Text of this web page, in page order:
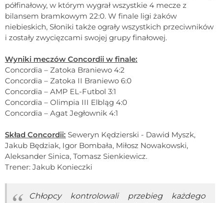
półfinałowy, w którym wygrał wszystkie 4 mecze z
bilansem bramkowym 22:0. W finale ligi żaków
niebieskich, Słoniki także ograły wszystkich przeciwników
i zostały zwycięzcami swojej grupy finałowej.
Wyniki meczów Concordii w finale:
Concordia – Zatoka Braniewo 4:2
Concordia – Zatoka II Braniewo 6:0
Concordia – AMP EL-Futbol 3:1
Concordia – Olimpia III Elbląg 4:0
Concordia – Agat Jegłownik 4:1
Skład Concordii: Seweryn Kędzierski - Dawid Myszk,
Jakub Będziak, Igor Bombała, Miłosz Nowakowski,
Aleksander Sinica, Tomasz Sienkiewicz.
Trener: Jakub Konieczki
Chłopcy kontrolowali przebieg każdego